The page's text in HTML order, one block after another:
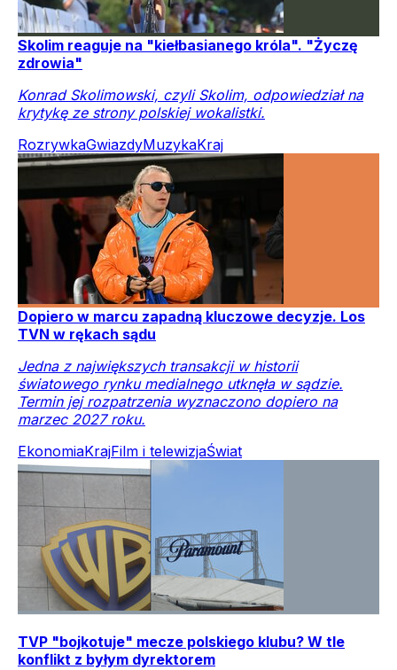
Skolim reaguje na "kiełbasianego króla". "Życzę
zdrowia"
Konrad Skolimowski, czyli Skolim, odpowiedział na
krytykę ze strony polskiej wokalistki.
RozrywkaGwiazdyMuzykaKraj
Dopiero w marcu zapadną kluczowe decyzje. Los
TVN w rękach sądu
Jedna z największych transakcji w historii
światowego rynku medialnego utknęła w sądzie.
Termin jej rozpatrzenia wyznaczono dopiero na
marzec 2027 roku.
EkonomiaKrajFilm i telewizjaŚwiat
TVP "bojkotuje" mecze polskiego klubu? W tle
konflikt z byłym dyrektorem